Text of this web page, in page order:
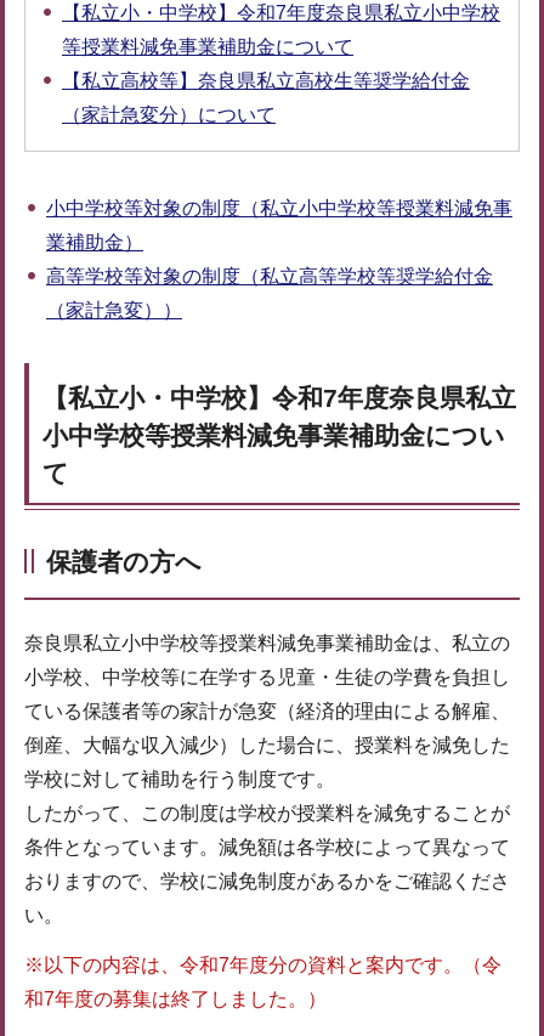
【私立小・中学校】令和7年度奈良県私立小中学校
等授業料減免事業補助金について
【私立高校等】奈良県私立高校生等奨学給付金
（家計急変分）について
小中学校等対象の制度（私立小中学校等授業料減免事
業補助金）
高等学校等対象の制度（私立高等学校等奨学給付金
（家計急変））
【私立小・中学校】令和7年度奈良県私立
小中学校等授業料減免事業補助金につい
て
保護者の方へ
奈良県私立小中学校等授業料減免事業補助金は、私立の
小学校、中学校等に在学する児童・生徒の学費を負担し
ている保護者等の家計が急変（経済的理由による解雇、
倒産、大幅な収入減少）した場合に、授業料を減免した
学校に対して補助を行う制度です。
したがって、この制度は学校が授業料を減免することが
条件となっています。減免額は各学校によって異なって
おりますので、学校に減免制度があるかをご確認くださ
い。
※以下の内容は、令和7年度分の資料と案内です。（令
和7年度の募集は終了しました。）